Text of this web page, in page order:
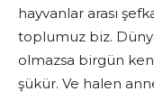
hayvanlar arası
toplumuz biz.
olmazsa birgün
şükür. Ve halen